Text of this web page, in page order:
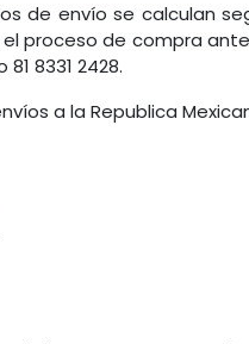
de envío se calculan
proceso de compra
8331 2428.
a la Republica